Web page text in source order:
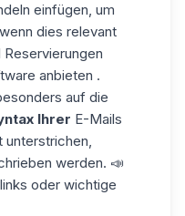
einfügen, um
dies relevant
anbieten .
auf die
Ihrer E-Mails
unterstrichen,
werden. 📣
oder wichtige